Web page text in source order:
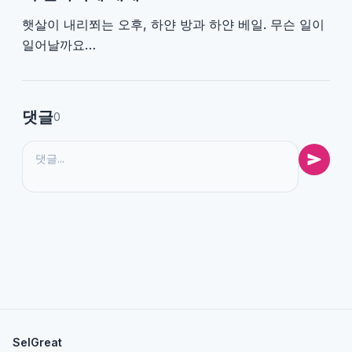
햇살이 내리쬐는 오후, 하얀 방과 하얀 베일. 무슨 일이
일어날까요…
댓글0
SelGreat